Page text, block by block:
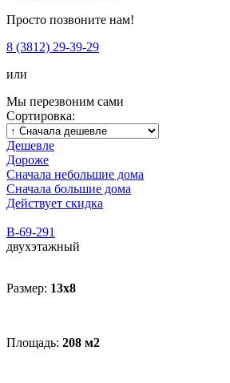
Просто позвоните нам!
8 (3812) 29-39-29
или
Мы перезвоним сами
Сортировка:
Дешевле
Дороже
Сначала небольшие дома
Сначала большие дома
Действует скидка
В-69-291
двухэтажный
Размер: 13x8
Площадь: 208 м2